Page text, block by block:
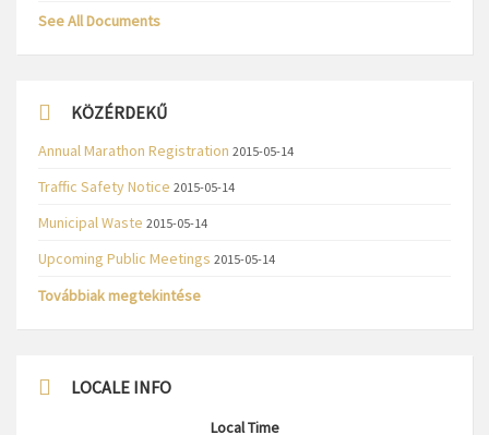
See All Documents
KÖZÉRDEKŰ
Annual Marathon Registration 2015-05-14
Traffic Safety Notice 2015-05-14
Municipal Waste 2015-05-14
Upcoming Public Meetings 2015-05-14
Továbbiak megtekintése
LOCALE INFO
Local Time